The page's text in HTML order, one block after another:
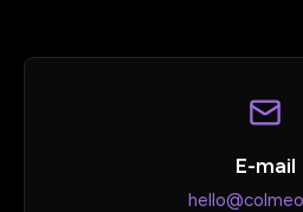
E-mail